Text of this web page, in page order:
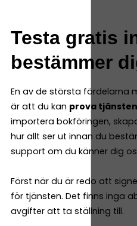
Testa gratis
bestämmer
En av de största fördelarna
är att du kan prova
importera bokföringen,
hur allt ser ut innan du
support om du känner dig
Först när du är redo att
för tjänsten. Det finns inga
avgifter att ta ställning till.